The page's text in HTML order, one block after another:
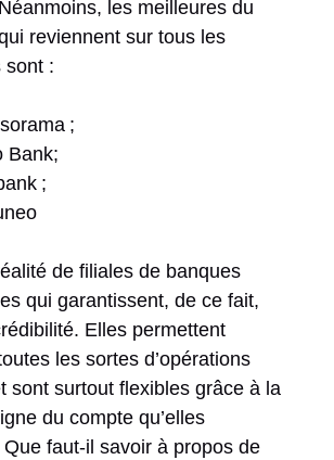
les meilleures du
reviennent sur tous les
sont :
;
Bank;
;
de filiales de banques
qui garantissent, de ce fait,
Elles permettent
les sortes d’opérations
sont surtout flexibles grâce à la
du compte qu’elles
faut-il savoir à propos de